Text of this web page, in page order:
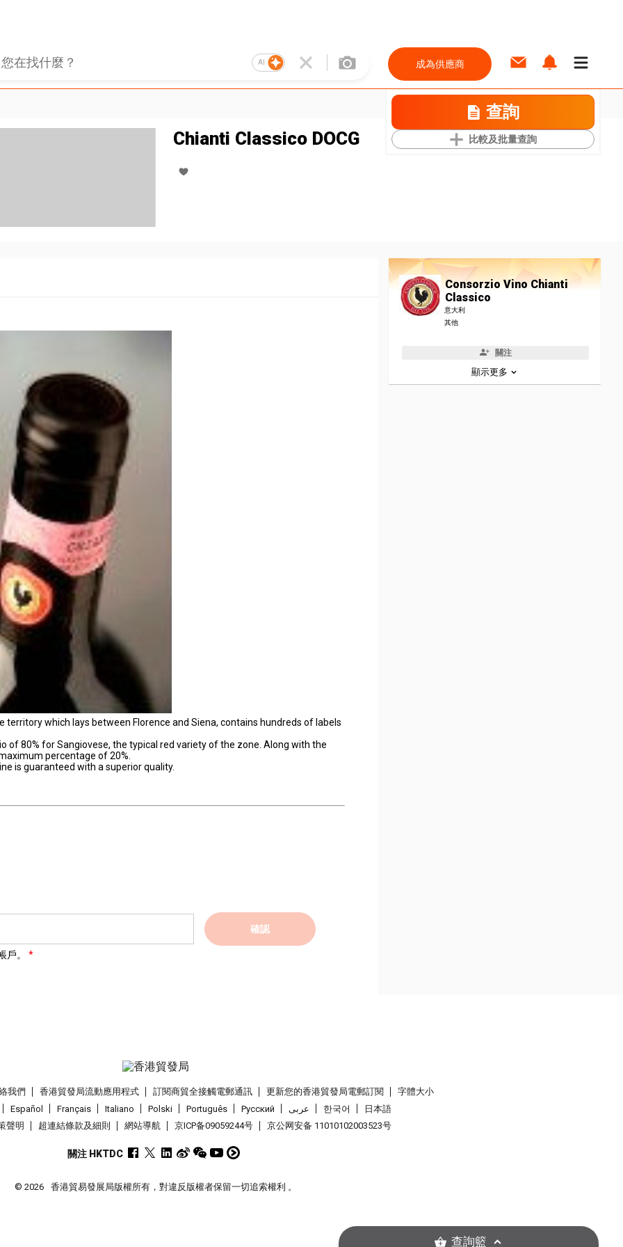
AI 成為供應商
查詢
比較及批量查詢
Chianti Classico DOCG
territory which lays between Florence and Siena, contains hundreds of labels
of 80% for Sangiovese, the typical red variety of the zone. Along with the
percentage of 20%.
is guaranteed with a superior quality.
確認
。
Consorzio Vino Chianti
Classico
意大利
其他
關注
顯示更多
我們 香港貿發局流動應用程式 訂閱商貿全接觸電郵通訊 更新您的香港貿發局電郵訂閱
字體大小
Español
Français Italiano Polski Português Pусский عربى 한국어
日本語
聲明
超連結條款及細則 網站導航 京ICP备09059244号 京公网安备 11010102003523号
關注 HKTDC
© 2026 香港貿易發展局版權所有，對違反版權者保留一切追索權利 。
查詢籃